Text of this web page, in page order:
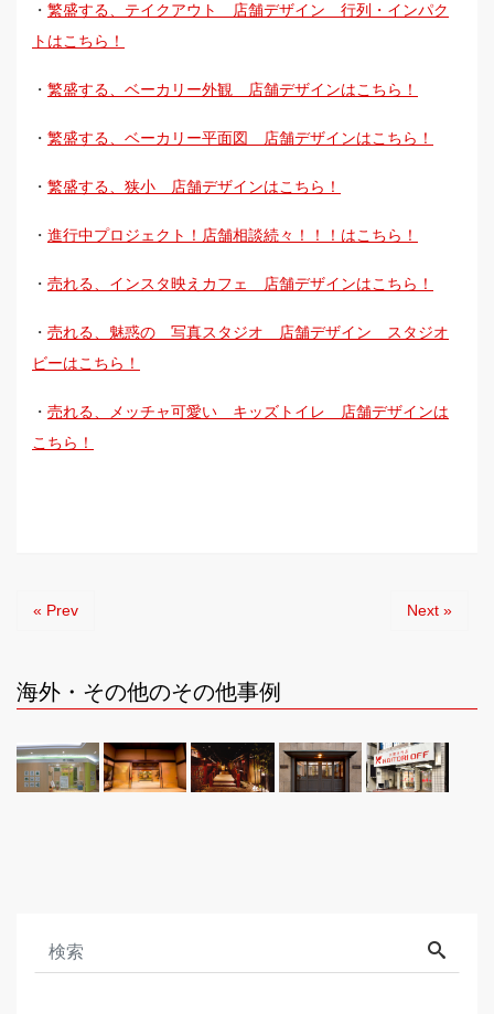
・ 繁盛する、テイクアウト 店舗デザイン 行列・インパク
トはこちら！
・ 繁盛する、ベーカリー外観 店舗デザインはこちら！
・ 繁盛する、ベーカリー平面図 店舗デザインはこちら！
・ 繁盛する、狭小 店舗デザインはこちら！
・ 進行中プロジェクト！店舗相談続々！！！はこちら！
・ 売れる、インスタ映えカフェ 店舗デザインはこちら！
・ 売れる、魅惑の 写真スタジオ 店舗デザイン スタジオ
ビーはこちら！
・ 売れる、メッチャ可愛い キッズトイレ 店舗デザインは
こちら！
« Prev Next »
海外・その他のその他事例